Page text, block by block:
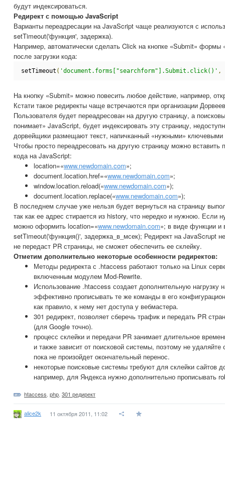
будут индексироваться.
Редирект с помощью JavaScript
Варианты переадресации на JavaScript чаще реализуются с
setTimeout('функция', задержка).
Например, автоматически сделать Click на кнопке «Submit» формы
после загрузки кода:
setTimeout ( 'document.forms["searchform"].Submit.click()' ,
На кнопку «Submit» можно повесить любое действие, например,
Кстати такое редиректы чаще встречаются при организации
Пользователя будет переадресован на другую страницу, а
понимает» JavaScript, будет индексировать эту страницу,
дорвейщики размещают текст, напичканный «нужными»
Чтобы просто переадресовать на другую страницу можно вставить
кода на JavaScript:
location=«www.newdomain.com»;
document.location.href=«www.newdomain.com»;
window.location.reload(«www.newdomain.com»);
document.location.replace(«www.newdomain.com»);
В последнем случае уже нельзя будет вернуться на страницу
так как ее адрес стирается из history, что нередко и нужною. Если
можно оформить location=«www.newdomain.com»; в виде функции и
setTimeout('функция()', задержка_в_мсек); Редирект на JavaScrupt
не передаст PR страницы, не сможет обеспечить ее склейку.
Отметим дополнительно некоторые особенности редиректов:
Методы редиректа с .htaccess работают только на Linux
включенным модулем Mod-Rewrite.
Использование .htaccess создает дополнительную нагрузку
эффективно прописывать те же команды в его
как правило, к нему нет доступа у вебмастера.
301 редирект, позволяет сберечь трафик и передать PR
(для Google точно).
процесс склейки и передачи PR занимает длительное
и также зависит от поисковой системы, поэтому не
пока не произойдет окончательный перенос.
некоторые поисковые системы требуют для склейки сайтов
например, для Яндекса нужно дополнительно прописывать
htaccess php 301 редирект
alice2k 11 октября 2011, 11:02